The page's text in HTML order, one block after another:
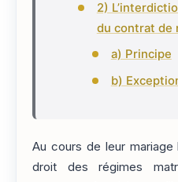
2)
du contrat de
a) Principe
b)
Au cours de leur
droit des régimes